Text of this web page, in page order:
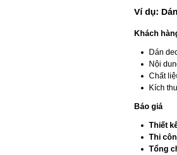
Ví dụ:
Khách
Dán
Nội
Chất
Kích
Báo giá
Thiết
Thi
Tổng